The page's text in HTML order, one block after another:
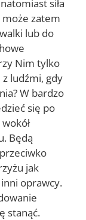
siła
może zatem
lub do
Nim tylko
ludźmi, gdy
W bardzo
się po
Będą
jak
oprawcy.
stanąć.